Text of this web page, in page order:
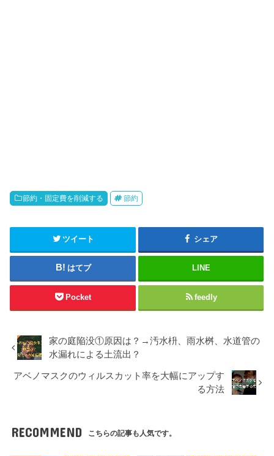
節約・固定費を削減する 節約
ツイート シェア
はてブ LINE
Pocket feedly
家の庭陥没①原因は？→汚水枡、雨水桝、水道管の
水漏れによる土流出？
アベノマスクのウィルスカット率を大幅にアップす
る方法
RECOMMEND こちらの記事も人気です。